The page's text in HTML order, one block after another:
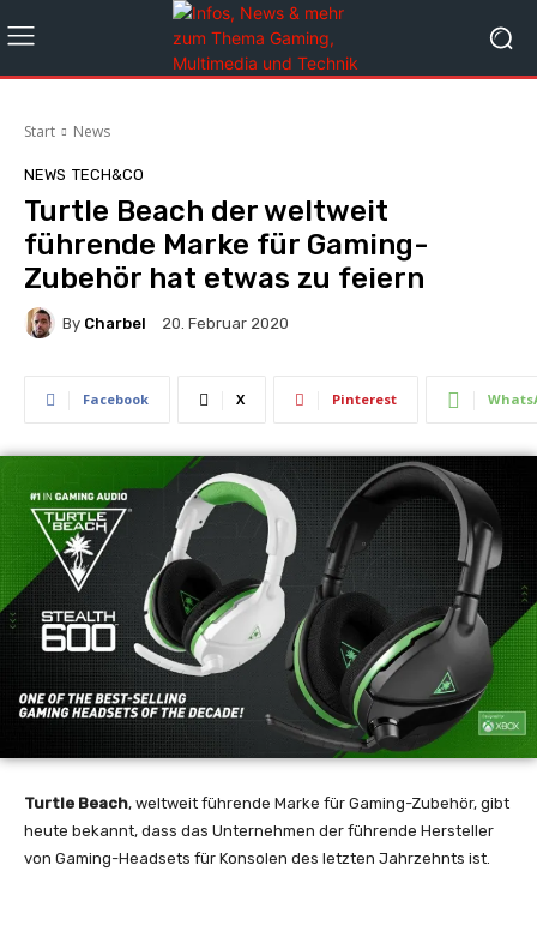
Start News
NEWS TECH&CO
Turtle Beach der weltweit
führende Marke für Gaming-
Zubehör hat etwas zu feiern
By Charbel 20. Februar 2020
Facebook X Pinterest
Turtle Beach, weltweit führende Marke für Gaming-Zubehör, gibt
heute bekannt, dass das Unternehmen der führende Hersteller
von Gaming-Headsets für Konsolen des letzten Jahrzehnts ist.